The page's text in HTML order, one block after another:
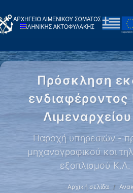
Πρόσκληση
ενδιαφέροντος
Παροχή υπηρεσιών -
μηχανογραφικού και
εξοπλισμού Κ.Λ.
Αρχική σελίδα